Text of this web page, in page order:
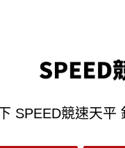
SPEED競速天平